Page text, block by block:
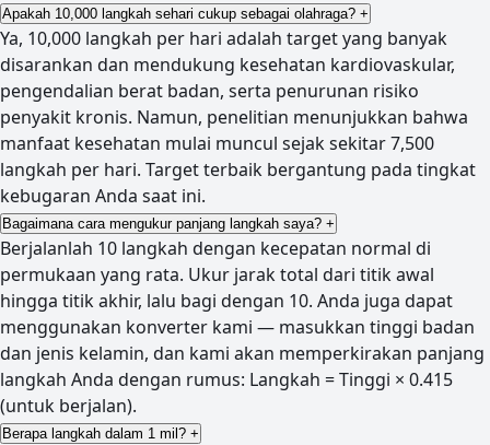
Apakah 10,000 langkah sehari cukup sebagai olahraga? +
Ya, 10,000 langkah per hari adalah target yang banyak
disarankan dan mendukung kesehatan kardiovaskular,
pengendalian berat badan, serta penurunan risiko
penyakit kronis. Namun, penelitian menunjukkan bahwa
manfaat kesehatan mulai muncul sejak sekitar 7,500
langkah per hari. Target terbaik bergantung pada tingkat
kebugaran Anda saat ini.
Bagaimana cara mengukur panjang langkah saya? +
Berjalanlah 10 langkah dengan kecepatan normal di
permukaan yang rata. Ukur jarak total dari titik awal
hingga titik akhir, lalu bagi dengan 10. Anda juga dapat
menggunakan konverter kami — masukkan tinggi badan
dan jenis kelamin, dan kami akan memperkirakan panjang
langkah Anda dengan rumus: Langkah = Tinggi × 0.415
(untuk berjalan).
Berapa langkah dalam 1 mil? +